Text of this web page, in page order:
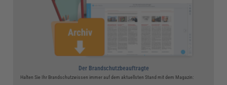
Der Brandschutzbeauftragte
Halten Sie Ihr Brandschutzwissen immer auf dem aktuellsten Stand mit dem Magazin: